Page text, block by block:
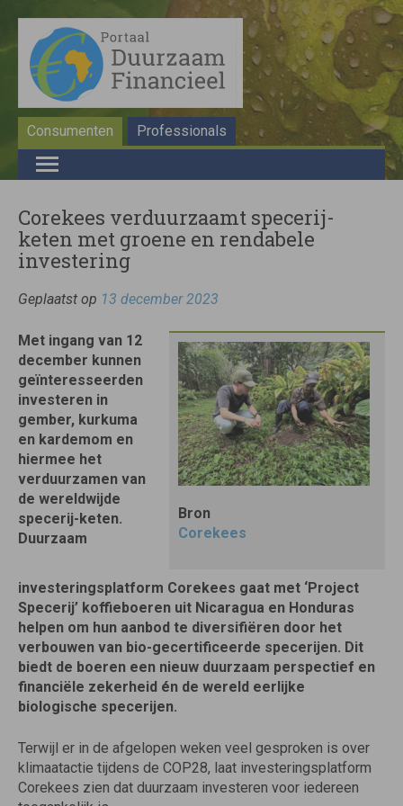
Consumenten Professionals
Corekees verduurzaamt specerij-
keten met groene en rendabele
investering
Geplaatst op 13 december 2023
Bron
Corekees
Met ingang van 12
december kunnen
geïnteresseerden
investeren in
gember, kurkuma
en kardemom en
hiermee het
verduurzamen van
de wereldwijde
specerij-keten.
Duurzaam
investeringsplatform Corekees gaat met ‘Project
Specerij’ koffieboeren uit Nicaragua en Honduras
helpen om hun aanbod te diversifiëren door het
verbouwen van bio-gecertificeerde specerijen. Dit
biedt de boeren een nieuw duurzaam perspectief en
financiële zekerheid én de wereld eerlijke
biologische specerijen.
Terwijl er in de afgelopen weken veel gesproken is over
klimaatactie tijdens de COP28, laat investeringsplatform
Corekees zien dat duurzaam investeren voor iedereen